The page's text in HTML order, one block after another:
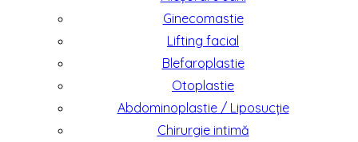
Ginecomastie
Lifting facial
Blefaroplastie
Otoplastie
Abdominoplastie / Liposucție
Chirurgie intimă